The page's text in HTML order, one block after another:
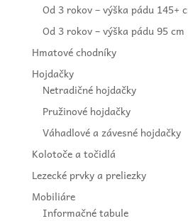
Od 3 rokov – výška pádu 145+
Od 3 rokov – výška pádu 95 cm
Hmatové chodníky
Hojdačky
Netradičné hojdačky
Pružinové hojdačky
Váhadlové a závesné hojdačky
Kolotoče a točidlá
Lezecké prvky a preliezky
Mobiliáre
Informačné tabule